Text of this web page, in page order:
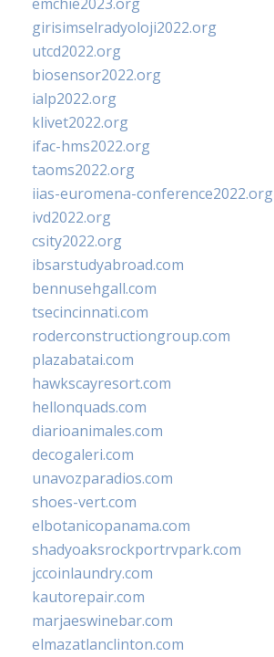
girisimselradyoloji2022.org
utcd2022.org
biosensor2022.org
ialp2022.org
klivet2022.org
ifac-hms2022.org
taoms2022.org
iias-euromena-conference2022.org
ivd2022.org
csity2022.org
ibsarstudyabroad.com
bennusehgall.com
tsecincinnati.com
roderconstructiongroup.com
plazabatai.com
hawkscayresort.com
hellonquads.com
diarioanimales.com
decogaleri.com
unavozparadios.com
shoes-vert.com
elbotanicopanama.com
shadyoaksrockportrvpark.com
jccoinlaundry.com
kautorepair.com
marjaeswinebar.com
elmazatlanclinton.com